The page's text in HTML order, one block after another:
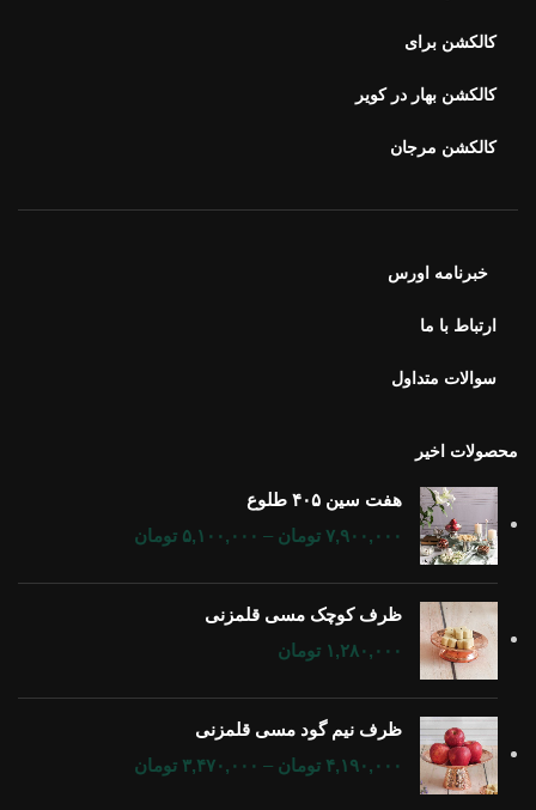
کالکشن برای
کالکشن بهار در کویر
کالکشن مرجان
خبرنامه اورس
ارتباط با ما
سوالات متداول
محصولات اخیر
هفت سین ۴۰۵ طلوع
۷,۹۰۰,۰۰۰ تومان – ۵,۱۰۰,۰۰۰ تومان
ظرف کوچک مسی قلمزنی
۱,۲۸۰,۰۰۰ تومان
ظرف نیم گود مسی قلمزنی
۴,۱۹۰,۰۰۰ تومان – ۳,۴۷۰,۰۰۰ تومان